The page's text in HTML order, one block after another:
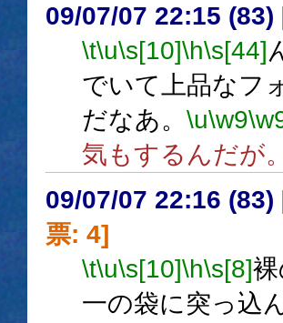
09/07/07 22:15 (83)
\t\u\s[10]\h\s[44]
でいて上品なフ
だなあ。 \u\w9
気もするんだが
09/07/07 22:16 (83)
票: 4]
\t\u\s[10]\h\s[8]
一の袋に突っ込